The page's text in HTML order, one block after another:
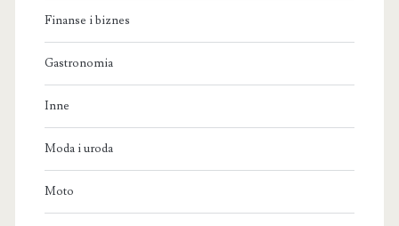
Finanse i biznes
Gastronomia
Inne
Moda i uroda
Moto